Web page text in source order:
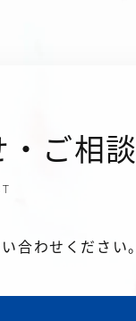
ご相談
合わせください。